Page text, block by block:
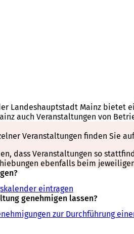
Landeshauptstadt Mainz bietet
auch Veranstaltungen von
Veranstaltungen finden Sie
dass Veranstaltungen so
ebenfalls beim
eintragen
genehmigen lassen?
zur Durchführung